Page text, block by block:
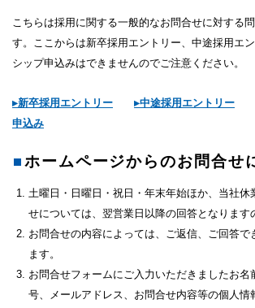
こちらは採用に関する一般的なお問合せに対する
す。ここからは新卒採用エントリー、中途採用エ
シップ申込みはできませんのでご注意ください。
▸新卒採用エントリー ▸中途採用エントリー
申込み
ホームページからのお問合せ
土曜日・日曜日・祝日・年末年始ほか、当社休
せについては、翌営業日以降の回答となります
お問合せの内容によっては、ご返信、ご回答で
ます。
お問合せフォームにご入力いただきましたお名
号、メールアドレス、お問合せ内容等の個人情